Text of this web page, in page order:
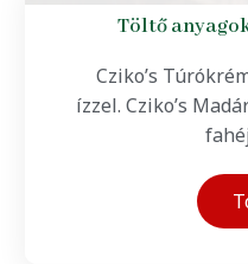
Töltő
Cziko’s
ízzel. Cziko’s